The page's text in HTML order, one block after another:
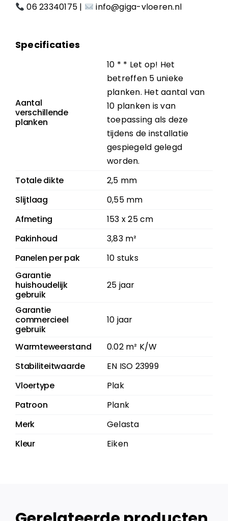
06 23340175 | info@giga-vloeren.nl
Specificaties
Aantal
verschillende
planken
10 * * Let op! Het
betreffen 5 unieke
planken. Het aantal van
10 planken is van
toepassing als deze
tijdens de installatie
gespiegeld gelegd
worden.
Totale dikte
2,5 mm
Slijtlaag
0,55 mm
Afmeting
153 x 25 cm
Pakinhoud
3,83 m²
Panelen per pak
10 stuks
Garantie
huishoudelijk
gebruik
25 jaar
Garantie
commercieel
gebruik
10 jaar
Warmteweerstand
0.02 m² K/W
Stabiliteitwaarde
EN ISO 23999
Vloertype
Plak
Patroon
Plank
Merk
Gelasta
Kleur
Eiken